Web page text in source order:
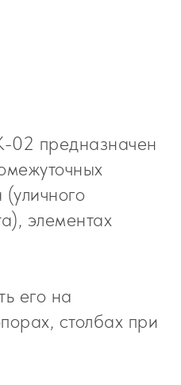
02 предназначен
элементах
его на
столбах при